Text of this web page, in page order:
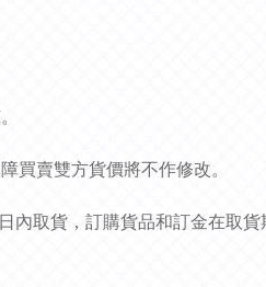
買賣雙方貨價將不作修改。
取貨，訂購貨品和訂金在取